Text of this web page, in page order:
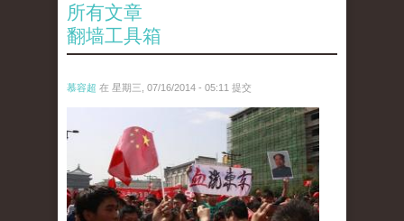
所有文章
翻墙工具箱
慕容超 在 星期三, 07/16/2014 - 05:11 提交
reporters_11563611.jpg